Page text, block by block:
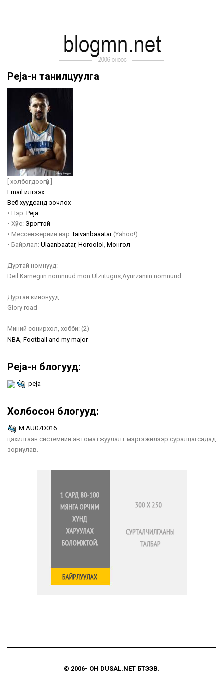
Peja-н танилцуулга
[ холбогдоогүй ]
Email илгээх
Веб хуудсанд зочлох
• Нэр: Peja
• Хүйс: Эрэгтэй
• Мессенжерийн нэр: taivanbaaatar(Yahoo!)
• Байрлал: Ulaanbaatar, Horoolol , Монгол
Дуртай номнууд:
Deil Karnegiin nomnuud mon Ulziitugus,Ayurzaniin nomnuud
Дуртай кинонууд:
Glory road
Миний сонирхол, хобби: (2)
NBA, Football and my major
Peja-н блогууд:
peja
Холбосон блогууд:
M.AU07D016
цахилгаан системийн автоматжуулалт мэргэжилээр суралцагсадад
зориулав.
© 2006- ОН DUSAL.NET БҮТЭЭВ.